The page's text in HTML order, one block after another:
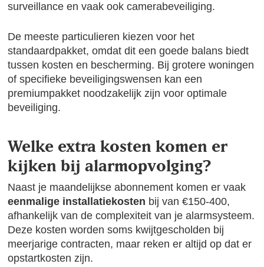
surveillance en vaak ook camerabeveiliging.
De meeste particulieren kiezen voor het
standaardpakket, omdat dit een goede balans biedt
tussen kosten en bescherming. Bij grotere woningen
of specifieke beveiligingswensen kan een
premiumpakket noodzakelijk zijn voor optimale
beveiliging.
Welke extra kosten komen er
kijken bij alarmopvolging?
Naast je maandelijkse abonnement komen er vaak
eenmalige installatiekosten bij van €150-400,
afhankelijk van de complexiteit van je alarmsysteem.
Deze kosten worden soms kwijtgescholden bij
meerjarige contracten, maar reken er altijd op dat er
opstartkosten zijn.